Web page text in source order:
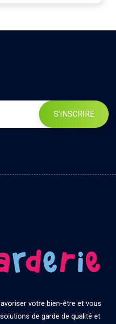
S'INSCRIRE
votre bien-être et vous
de garde de qualité et